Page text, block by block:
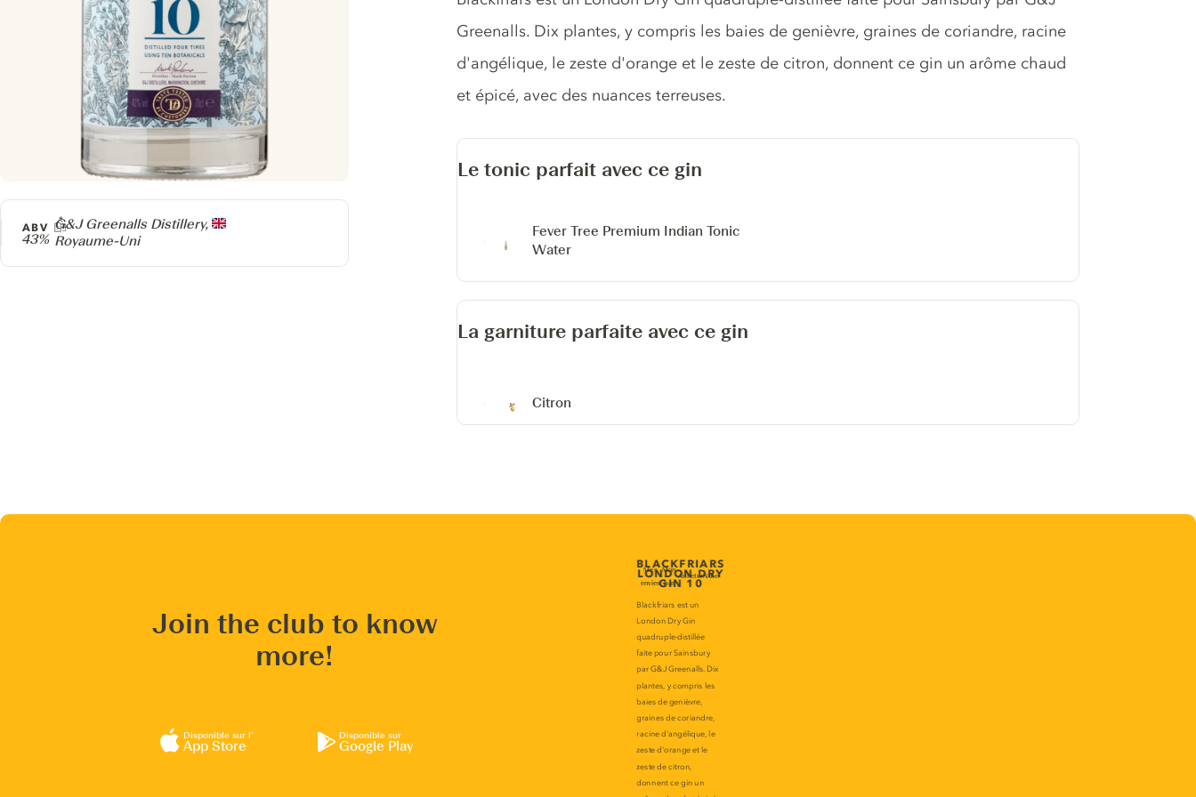
Producteur
G&J Greenalls Distillery,
Royaume-Uni
ABV
43%
Greenalls. Dix plantes, y compris les baies de genièvre, graines de coriandre, racine
d'angélique, le zeste d'orange et le zeste de citron, donnent ce gin un arôme chaud
et épicé, avec des nuances terreuses.
Le tonic parfait avec ce gin
Fever Tree Premium Indian Tonic
Water
La garniture parfaite avec ce gin
Citron
Join the club to know
more!
Disponible sur l’
App Store
Disponible sur
Google Play